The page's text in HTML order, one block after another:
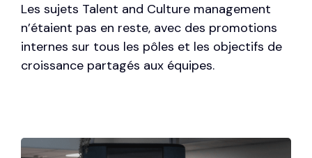
Les sujets Talent and Culture management
n’étaient pas en reste, avec des promotions
internes sur tous les pôles et les objectifs de
croissance partagés aux équipes.